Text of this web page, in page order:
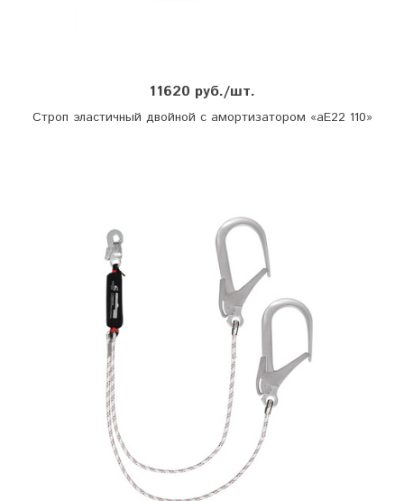
11620 руб./шт.
Строп эластичный двойной с амортизатором «аЕ22 110»